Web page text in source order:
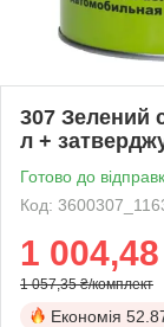
307 Зелений
л +
Готово до
Код:
1 004,48
1 057,35 ₴/комплект
Економія